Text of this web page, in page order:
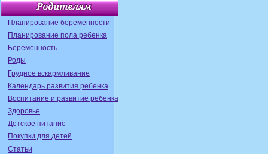
Планирование беременности
Планирование пола ребенка
Беременность
Роды
Грудное вскармливание
Календарь развития ребенка
Воспитание и развитие ребенка
Здоровье
Детское питание
Покупки для детей
Статьи